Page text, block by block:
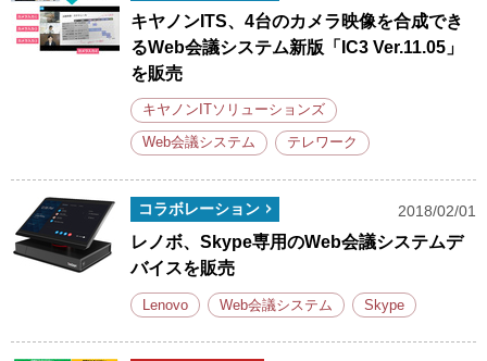
キヤノンITS、4台のカメラ映像を合成でき
るWeb会議システム新版「IC3 Ver.11.05」
を販売
キヤノンITソリューションズ
Web会議システム テレワーク
コラボレーション 2018/02/01
レノボ、Skype専用のWeb会議システムデ
バイスを販売
Lenovo Web会議システム Skype